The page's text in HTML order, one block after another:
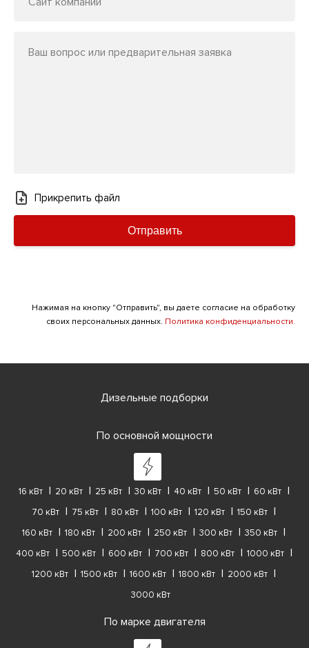
Ваш вопрос или предварительная заявка
Прикрепить файл
Отправить
Нажимая на кнопку "Отправить", вы даете согласие на обработку
своих персональных данных. Политика конфиденциальности.
Дизельные подборки
По основной мощности
16 кВт 20 кВт 25 кВт 30 кВт 40 кВт 50 кВт
60 кВт
70 кВт
75 кВт 80 кВт 100 кВт 120 кВт
150 кВт
160 кВт
180 кВт 200 кВт 250 кВт 300 кВт
350 кВт
400 кВт
500 кВт 600 кВт 700 кВт 800 кВт
1000 кВт
1200 кВт
1500 кВт 1600 кВт 1800 кВт
2000 кВт
3000 кВт
По марке двигателя